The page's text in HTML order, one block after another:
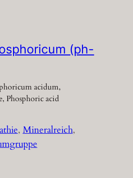
(ph-
acidum,
Phosphoric acid
, Mineralreich